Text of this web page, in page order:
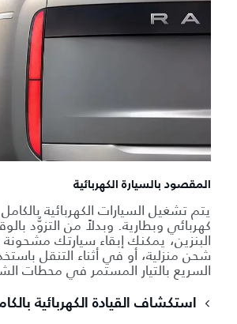
المقصود بالسيارة الكهربائية
يتم تشغيل السيارات الكهربائية
كهربائي وبطارية. وبدلاً من التزوُّد
البنزين، يمكنك إبقاء سيارتك
شحن منزلية، أو في أثناء التنقل
السريع بالتيار المستمر في محطات
استكشاف القيادة الكهربائية